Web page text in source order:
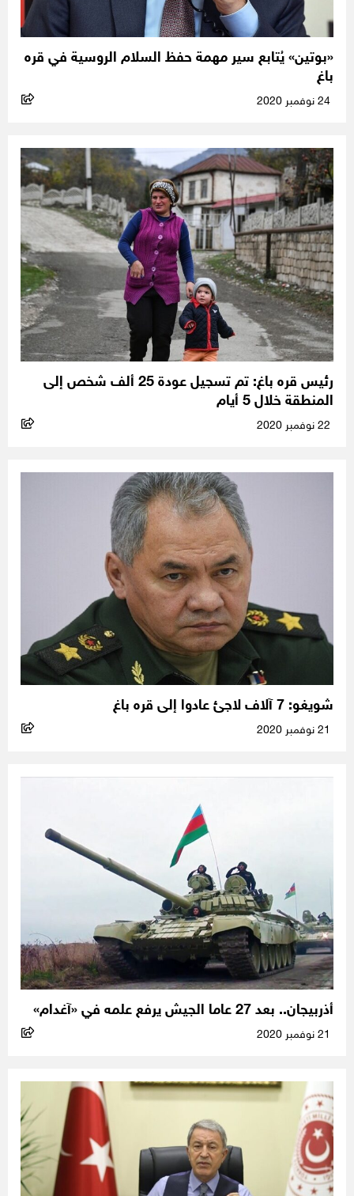
«بوتين» يُتابع سير مهمة حفظ السلام الروسية في قره
باغ
رئيس قره باغ: تم تسجيل عودة 25 ألف شخص إلى
المنطقة خلال 5 أيام
شويغو: 7 آلاف لاجئ عادوا إلى قره باغ
أذربيجان.. بعد 27 عاما الجيش يرفع علمه في «آغدام»